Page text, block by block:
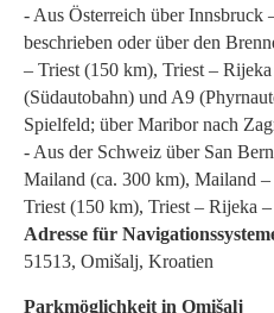
- Aus Österreich über Innsbruck
beschrieben oder über den
– Triest (150 km), Triest –
(Südautobahn) und A9
Spielfeld; über Maribor nach
- Aus der Schweiz über San
Mailand (ca. 300 km), Mailand
Triest (150 km), Triest – Rijeka
Adresse für
51513, Omišalj, Kroatien
Parkmöglichkeit in Omišalj